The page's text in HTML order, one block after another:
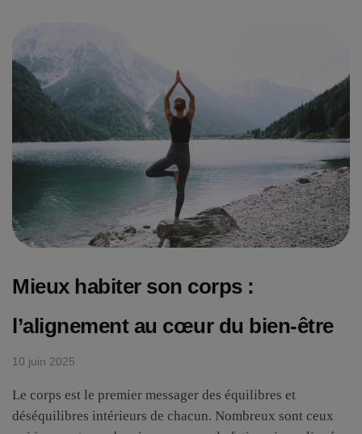
Mieux habiter son corps :
l’alignement au cœur du bien-être
10 juin 2025
Le corps est le premier messager des équilibres et
déséquilibres intérieurs de chacun. Nombreux sont ceux